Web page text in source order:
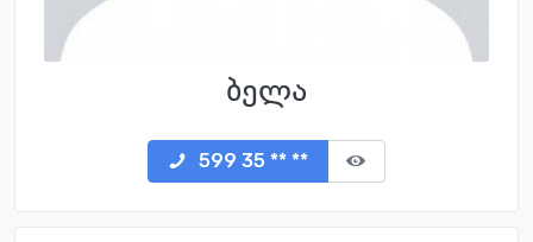
ბელა
599 35 ** **